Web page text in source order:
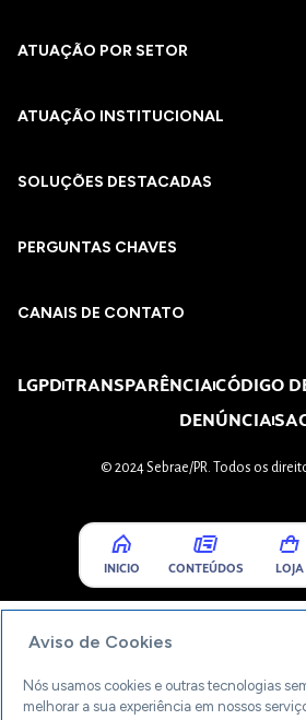
ATUAÇÃO POR SETOR
ATUAÇÃO INSTITUCIONAL
SOLUÇÕES DESTACADAS
PERGUNTAS CHAVES​
CANAIS DE CONTATO
LGPDTRANSPARÊNCIACÓDIGO
DENÚNCIA
© 2024 Sebrae/PR. Todos os
INICIO CONTEÚDOS LOJA
Aviso de Cookies
Nós usamos cookies e outras tecnologias
melhorar a sua experiência em nossos